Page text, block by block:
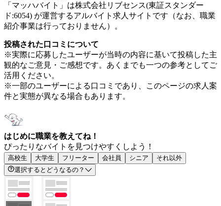
「マッハバイト」は株式会社リブセンス(東証スタンダー
ド:6054) が運営するアルバイト求人サイトです（なお、職業
紹介事業は行っておりません）。
投稿された口コミについて
※実際に応募したユーザーが当時の内容に基いて投稿した主
観的なご意見・ご感想です。あくまでも一つの参考としてご
活用ください。
※一部のユーザーによる口コミであり、このページの求人案
件と実態が異なる場合もあります。
はじめに職業を教えてね！
ぴったりなバイトを見つけやすくしよう！
高校生 大学生 フリーター 会社員 シニア
それ以外
選択するとどうなるの？